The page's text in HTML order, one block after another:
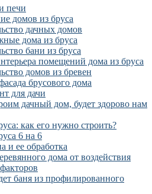
печи
домов из бруса
дачных домов
дома из бруса
бани из бруса
помещений дома из бруса
домов из бревен
брусового дома
для дачи
дачный дом, будет здорово нам
как его нужно строить?
6 на 6
и ее обработка
дома от воздействия
баня из профилированного